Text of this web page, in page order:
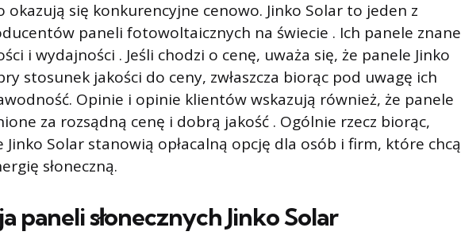
okazują się konkurencyjne cenowo. Jinko Solar to jeden z
paneli fotowoltaicznych na świecie . Ich panele znane
i wydajności . Jeśli chodzi o cenę, uważa się, że panele Jinko
stosunek jakości do ceny, zwłaszcza biorąc pod uwagę ich
Opinie i opinie klientów wskazują również, że panele
za rozsądną cenę i dobrą jakość . Ogólnie rzecz biorąc,
Jinko Solar stanowią opłacalną opcję dla osób i firm, które chcą
słoneczną.
paneli słonecznych Jinko Solar